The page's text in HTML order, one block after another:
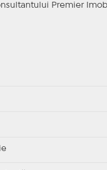
Premier